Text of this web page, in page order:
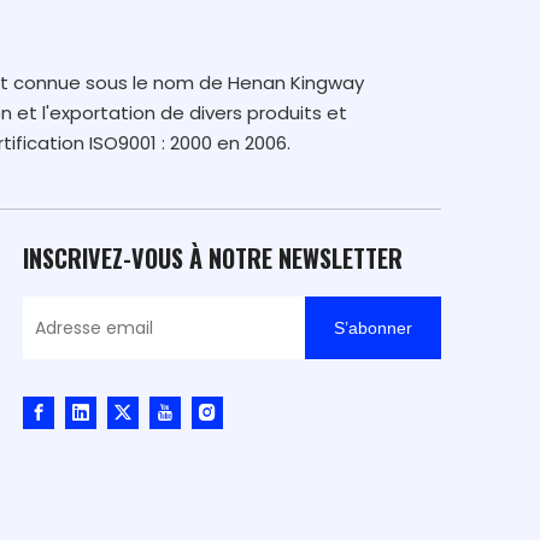
sous le nom de Henan Kingway
et l'exportation de divers produits et
ISO9001 : 2000 en 2006.
INSCRIVEZ-VOUS À NOTRE NEWSLETTER
S’abonner